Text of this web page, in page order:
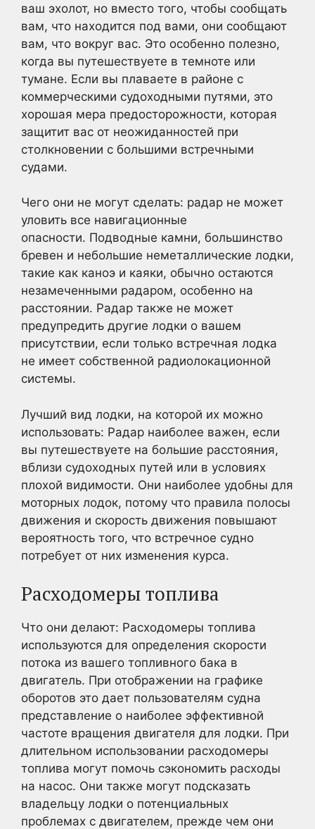
ваш эхолот, но вместо того, чтобы сообщать
вам, что находится под вами, они сообщают
вам, что вокруг вас. Это особенно полезно,
когда вы путешествуете в темноте или
тумане. Если вы плаваете в районе с
коммерческими судоходными путями, это
хорошая мера предосторожности, которая
защитит вас от неожиданностей при
столкновении с большими встречными
судами.
Чего они не могут сделать: радар не может
уловить все навигационные
опасности. Подводные камни, большинство
бревен и небольшие неметаллические лодки,
такие как каноэ и каяки, обычно остаются
незамеченными радаром, особенно на
расстоянии. Радар также не может
предупредить другие лодки о вашем
присутствии, если только встречная лодка
не имеет собственной радиолокационной
системы.
Лучший вид лодки, на которой их можно
использовать: Радар наиболее важен, если
вы путешествуете на большие расстояния,
вблизи судоходных путей или в условиях
плохой видимости. Они наиболее удобны для
моторных лодок, потому что правила полосы
движения и скорость движения повышают
вероятность того, что встречное судно
потребует от них изменения курса.
Расходомеры топлива
Что они делают: Расходомеры топлива
используются для определения скорости
потока из вашего топливного бака в
двигатель. При отображении на графике
оборотов это дает пользователям судна
представление о наиболее эффективной
частоте вращения двигателя для лодки. При
длительном использовании расходомеры
топлива могут помочь сэкономить расходы
на насос. Они также могут подсказать
владельцу лодки о потенциальных
проблемах с двигателем, прежде чем они